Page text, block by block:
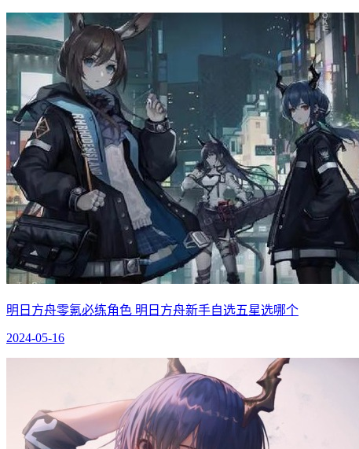
明日方舟零氪必练角色 明日方舟新手自选五星选哪个
2024-05-16